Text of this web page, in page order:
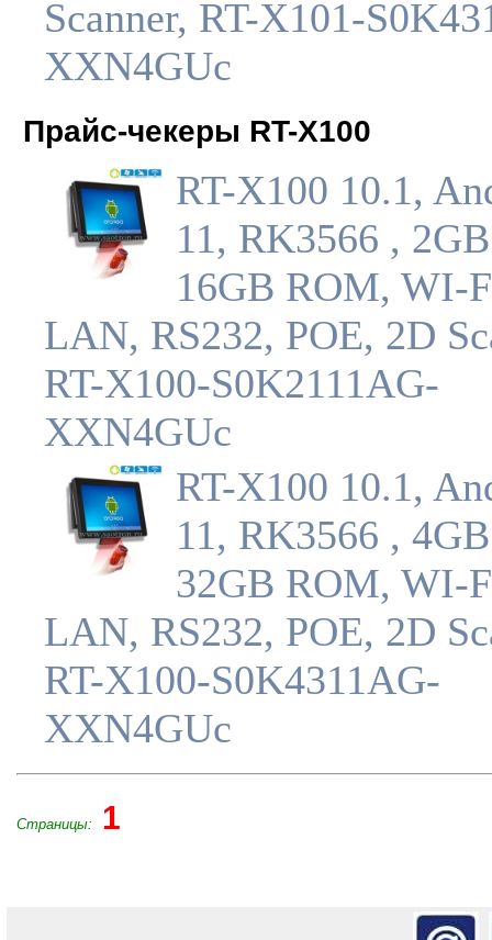
Scanner, RT-X101-
XXN4GUc
Прайс-чекеры RT-X100
RT-X100 10.1,
11, RK3566 ,
16GB ROM, WI-
LAN, RS232, POE, 2D
RT-X100-S0K2111AG-
XXN4GUc
RT-X100 10.1,
11, RK3566 ,
32GB ROM, WI-
LAN, RS232, POE, 2D
RT-X100-S0K4311AG-
XXN4GUc
Страницы: 1